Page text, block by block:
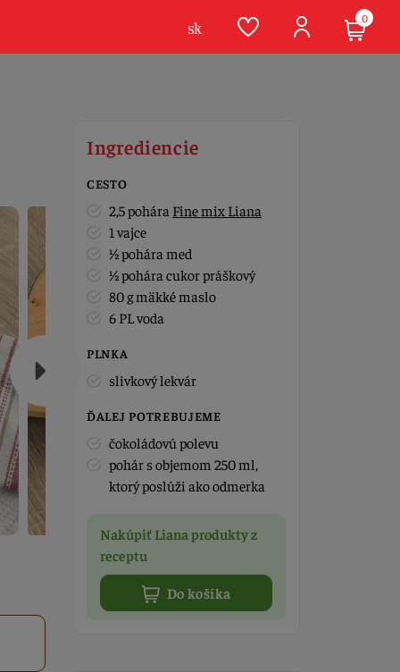
Ingrediencie
CESTO
2,5 pohára Fine mix Liana
1 vajce
½ pohára med
½ pohára cukor práškový
80 g mäkké maslo
6 PL voda
PLNKA
slivkový lekvár
ĎALEJ POTREBUJEME
čokoládovú polevu
pohár s objemom 250 ml,
ktorý poslúži ako odmerka
Nakúpiť Liana produkty z
receptu
Do košíka
sk 0